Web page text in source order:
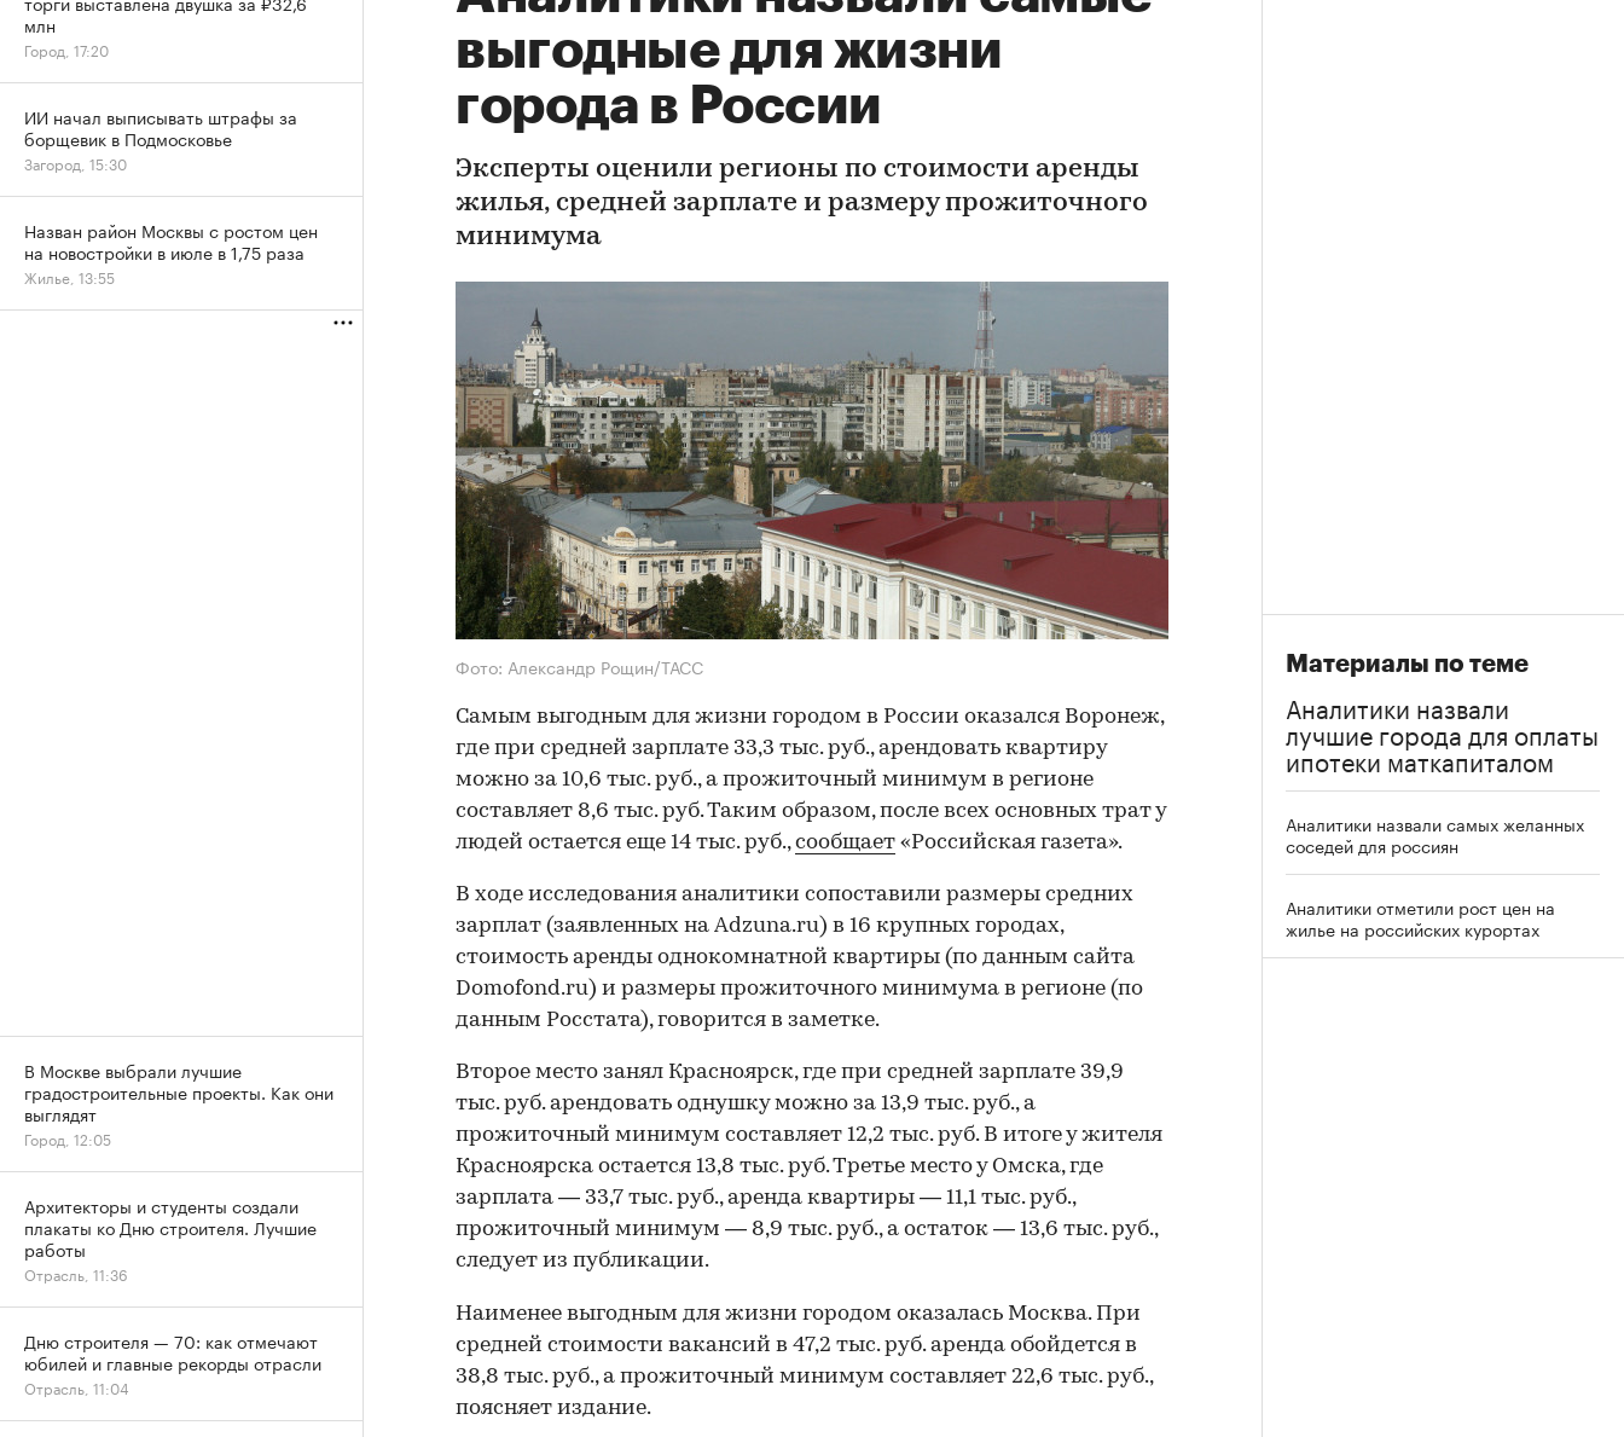
выгодные для жизни
города в России
Эксперты оценили регионы по стоимости аренды
жилья, средней зарплате и размеру прожиточного
минимума
Фото: Александр Рощин/ТАСС
Самым выгодным для жизни городом в России оказался Воронеж,
где при средней зарплате 33,3 тыс. руб., арендовать квартиру
можно за 10,6 тыс. руб., а прожиточный минимум в регионе
составляет 8,6 тыс. руб. Таким образом, после всех основных трат у
людей остается еще 14 тыс. руб.,сообщает «Российская газета».
В ходе исследования аналитики сопоставили размеры средних
зарплат (заявленных на Adzuna.ru) в 16 крупных городах,
стоимость аренды однокомнатной квартиры (по данным сайта
Domofond.ru) и размеры прожиточного минимума в регионе (по
данным Росстата), говорится в заметке.
Второе место занял Красноярск, где при средней зарплате 39,9
тыс. руб. арендовать однушку можно за 13,9 тыс. руб., а
прожиточный минимум составляет 12,2 тыс. руб. В итоге у жителя
Красноярска остается 13,8 тыс. руб. Третье место у Омска, где
зарплата — 33,7 тыс. руб., аренда квартиры — 11,1 тыс. руб.,
прожиточный минимум — 8,9 тыс. руб., а остаток — 13,6 тыс. руб.,
следует из публикации.
Наименее выгодным для жизни городом оказалась Москва. При
средней стоимости вакансий в 47,2 тыс. руб. аренда обойдется в
38,8 тыс. руб., а прожиточный минимум составляет 22,6 тыс. руб.,
поясняет издание.
Материалы по теме
Аналитики назвали
лучшие города для оплаты
ипотеки маткапиталом
Аналитики назвали самых желанных
соседей для россиян
Аналитики отметили рост цен на
жилье на российских курортах
млн
Город, 17:20
ИИ начал выписывать штрафы за
борщевик в Подмосковье
Загород, 15:30
Назван район Москвы с ростом цен
на новостройки в июле в 1,75 раза
Жилье, 13:55
В Москве выбрали лучшие
градостроительные проекты. Как они
выглядят
Город, 12:05
Архитекторы и студенты создали
плакаты ко Дню строителя. Лучшие
работы
Отрасль, 11:36
Дню строителя — 70: как отмечают
юбилей и главные рекорды отрасли
Отрасль, 11:04